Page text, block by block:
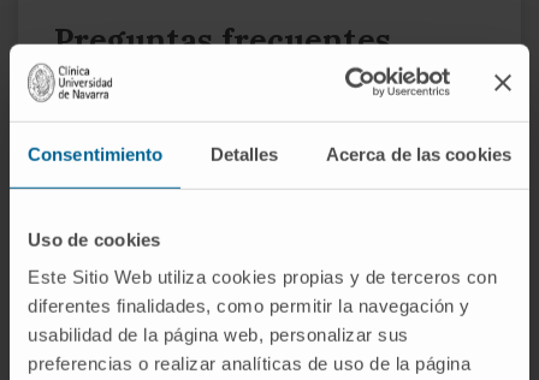
Consentimiento Detalles Acerca de las cookies
Uso de cookies
Este Sitio Web utiliza cookies propias y de terceros con
diferentes finalidades, como permitir la navegación y
usabilidad de la página web, personalizar sus
preferencias o realizar analíticas de uso de la página
Preguntas frecuentes
¿De dónde viene la palabra
"xantelasma"?
metálica", derivado del verbo ἐλαύνειν,
"golpear" o "forjar". El término describe con
exactitud lo que se ve: una lámina amarilla y
plana adherida a la piel del párpado, como una
fina hoja metálica. Es la misma raíz ξανθ- que